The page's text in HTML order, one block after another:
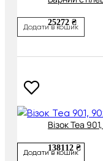
25272 ₴
Додати в кошик
Візок Tea
138112 ₴
Додати в кошик